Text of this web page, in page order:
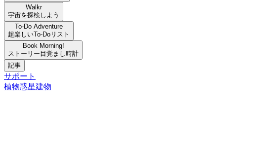
Walkr
宇宙を探検しよう
To-Do Adventure
超楽しいTo-Doリスト
Book Morning!
ストーリー目覚まし時計
記事
サポート
植物惑星建物